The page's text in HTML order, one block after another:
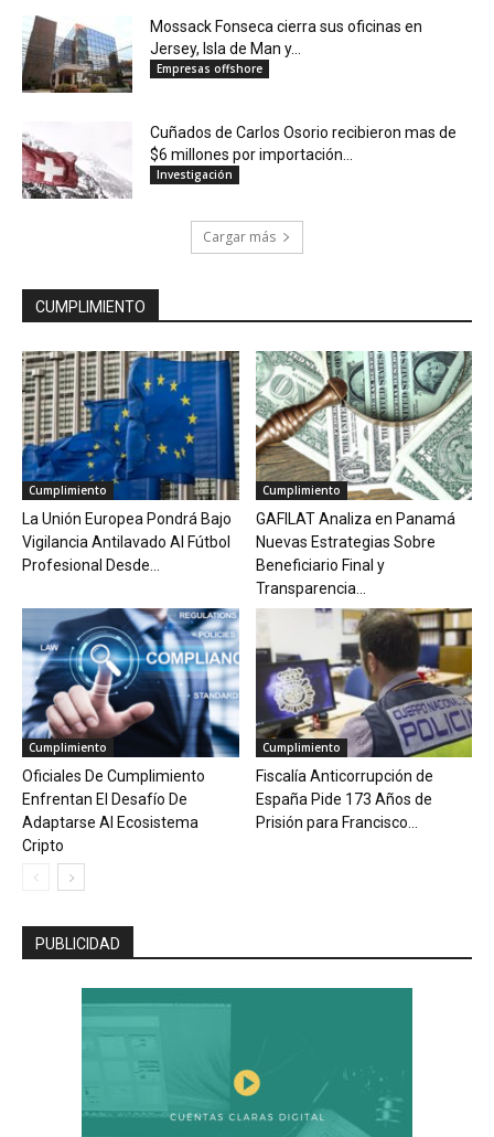
Mossack Fonseca cierra sus oficinas en
Jersey, Isla de Man y...
Empresas offshore
Cuñados de Carlos Osorio recibieron mas de
$6 millones por importación...
Investigación
Cargar más
CUMPLIMIENTO
Cumplimiento
La Unión Europea Pondrá Bajo
Vigilancia Antilavado Al Fútbol
Profesional Desde...
Cumplimiento
GAFILAT Analiza en Panamá
Nuevas Estrategias Sobre
Beneficiario Final y
Transparencia...
Cumplimiento
Oficiales De Cumplimiento
Enfrentan El Desafío De
Adaptarse Al Ecosistema
Cripto
Cumplimiento
Fiscalía Anticorrupción de
España Pide 173 Años de
Prisión para Francisco...
PUBLICIDAD